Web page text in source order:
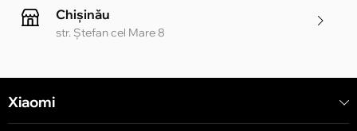
Chișinău
str. Ștefan cel Mare 8
Xiaomi